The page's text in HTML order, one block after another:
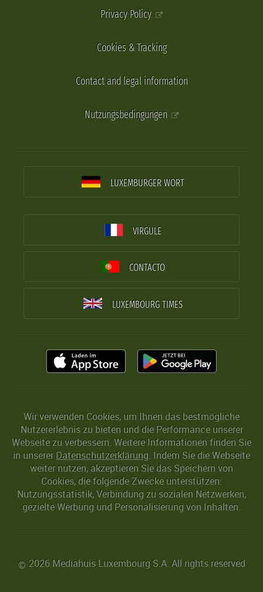
Privacy Policy
Cookies & Tracking
Contact and legal information
Nutzungsbedingungen
LUXEMBURGER WORT
VIRGULE
CONTACTO
LUXEMBOURG TIMES
Wir verwenden Cookies, um Ihnen das bestmögliche
Nutzererlebnis zu bieten und die Performance unserer
Webseite zu verbessern. Weitere Informationen finden Sie
in unserer Datenschutzerklärung. Indem Sie die Webseite
weiter nutzen, akzeptieren Sie das Speichern von
Cookies, die folgende Zwecke unterstützen:
Nutzungsstatistik, Verbindung zu sozialen Netzwerken,
gezielte Werbung und Personalisierung von Inhalten.
© 2026 Mediahuis Luxembourg S.A. All rights reserved